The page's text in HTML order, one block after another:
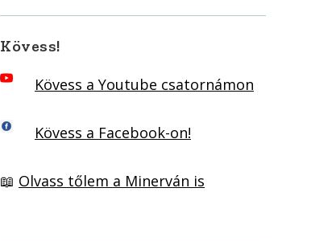
Kövess!
Kövess a Youtube csatornámon
Kövess a Facebook-on!
📖 Olvass tőlem a Minerván is